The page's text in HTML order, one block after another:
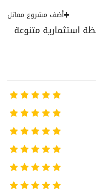
استثمارية متنوعة
أضف مشروع مماثل